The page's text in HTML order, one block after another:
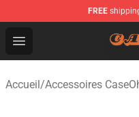
FREE
Open menu
CaseOh Shop -
Accueil/Accessoires